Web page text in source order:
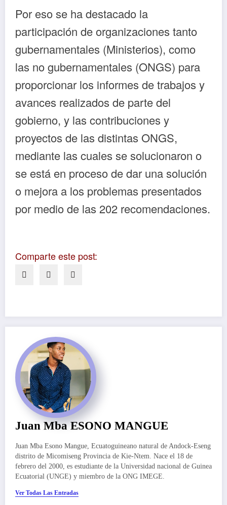
Por eso se ha destacado la
participación de organizaciones tanto
gubernamentales (Ministerios), como
las no gubernamentales (ONGS) para
proporcionar los informes de trabajos y
avances realizados de parte del
gobierno, y las contribuciones y
proyectos de las distintas ONGS,
mediante las cuales se solucionaron o
se está en proceso de dar una solución
o mejora a los problemas presentados
por medio de las 202 recomendaciones.
Comparte este post:
Juan Mba ESONO MANGUE
Juan Mba Esono Mangue, Ecuatoguineano natural de Andock-Eseng
distrito de Micomiseng Provincia de Kie-Ntem. Nace el 18 de
febrero del 2000, es estudiante de la Universidad nacional de Guinea
Ecuatorial (UNGE) y miembro de la ONG IMEGE.
Ver Todas Las Entradas